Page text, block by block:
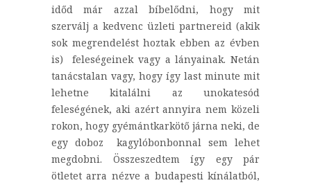
időd már azzal bíbelődni, hogy mit
szerválj a kedvenc üzleti partnereid (akik
sok megrendelést hoztak ebben az évben
is) feleségeinek vagy a lányainak. Netán
tanácstalan vagy, hogy így last minute mit
lehetne kitalálni az unokatesód
feleségének, aki azért annyira nem közeli
rokon, hogy gyémántkarkötő járna neki, de
egy doboz kagylóbonbonnal sem lehet
megdobni. Összeszedtem így egy pár
ötletet arra nézve a budapesti kínálatból,